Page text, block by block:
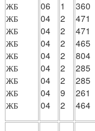
ЖБ
ЖБ
ЖБ
ЖБ
ЖБ
ЖБ
ЖБ
ЖБ
ЖБ
06
04
04
04
04
04
04
04
04
1
2
2
2
2
2
2
9
2
360
471
471
465
804
285
285
261
464